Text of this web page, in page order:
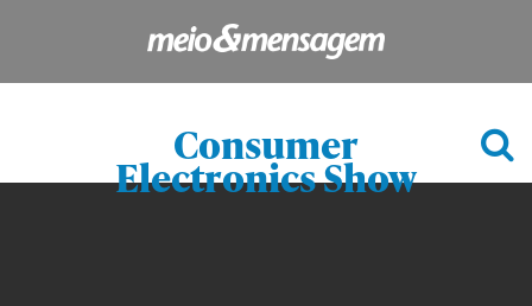
Consumer
Electronics Show